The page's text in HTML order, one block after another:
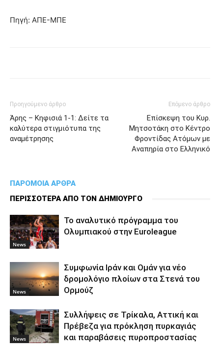
Πηγή: ΑΠΕ-ΜΠΕ
Προηγούμενο άρθρο
Άρης – Κηφισιά 1-1: Δείτε τα
καλύτερα στιγμιότυπα της
αναμέτρησης
Επόμενο άρθρο
Επίσκεψη του Κυρ.
Μητσοτάκη στο Κέντρο
Φροντίδας Ατόμων με
Αναπηρία στο Ελληνικό
ΠΑΡΟΜΟΙΑ ΑΡΘΡΑ
ΠΕΡΙΣΣΟΤΕΡΑ ΑΠΟ ΤΟΝ ΔΗΜΙΟΥΡΓΟ
News
To αναλυτικό πρόγραμμα του
Ολυμπιακού στην Euroleague
News
Συμφωνία Ιράν και Ομάν για νέο
δρομολόγιο πλοίων στα Στενά του
Ορμούζ
News
Συλλήψεις σε Τρίκαλα, Αττική και
Πρέβεζα για πρόκληση πυρκαγιάς
και παραβάσεις πυροπροστασίας